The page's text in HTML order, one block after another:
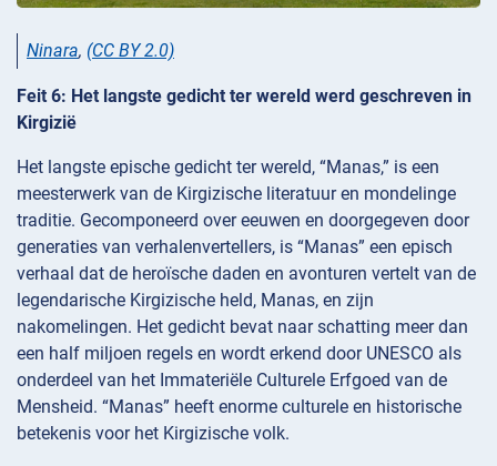
Ninara, (CC BY 2.0)
Feit 6: Het langste gedicht ter wereld werd geschreven in
Kirgizië
Het langste epische gedicht ter wereld, “Manas,” is een
meesterwerk van de Kirgizische literatuur en mondelinge
traditie. Gecomponeerd over eeuwen en doorgegeven door
generaties van verhalenvertellers, is “Manas” een episch
verhaal dat de heroïsche daden en avonturen vertelt van de
legendarische Kirgizische held, Manas, en zijn
nakomelingen. Het gedicht bevat naar schatting meer dan
een half miljoen regels en wordt erkend door UNESCO als
onderdeel van het Immateriële Culturele Erfgoed van de
Mensheid. “Manas” heeft enorme culturele en historische
betekenis voor het Kirgizische volk.